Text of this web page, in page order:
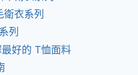
衣系列
列
好的 T恤面料